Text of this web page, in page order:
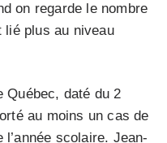
on regarde le nombre
lié plus au niveau
Québec, daté du 2
au moins un cas de
scolaire. Jean-